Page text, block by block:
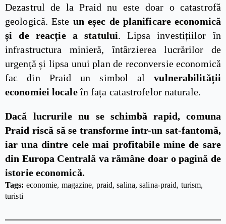
Dezastrul de la Praid nu este doar o catastrofă
geologică. Este un eșec de planificare economică
și de reacție a statului. Lipsa investițiilor în
infrastructura minieră, întârzierea lucrărilor de
urgență și lipsa unui plan de reconversie economică
fac din Praid un simbol alvulnerabilității
economiei localeîn fața catastrofelor naturale.
Dacă lucrurile nu se schimbă rapid, comuna
Praid riscă să se transforme într-un sat-fantomă,
iar una dintre cele mai profitabile mine de sare
din Europa Centrală va rămâne doar o pagină de
istorie economică.
Tags: economie magazine praid salina salina-praid turism
turisti